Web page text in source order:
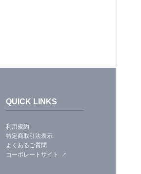
QUICK LINKS
利用規約
特定商取引法表示
よくあるご質問
コーポレートサイト